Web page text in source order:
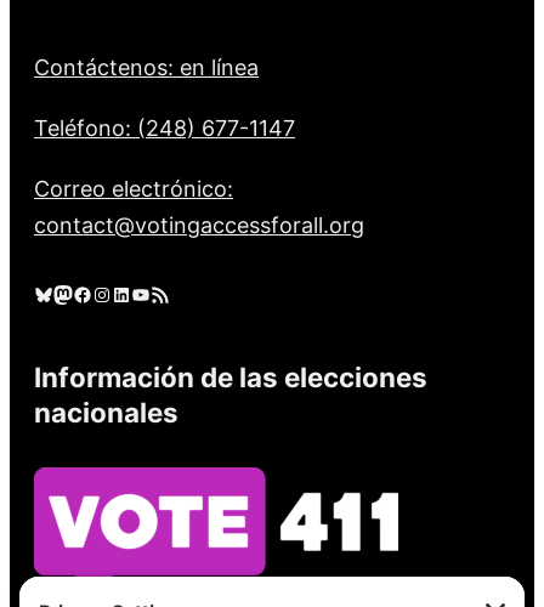
Contáctenos: en línea
Teléfono: (248) 677-1147
Correo electrónico:
contact@votingaccessforall.org
Cielo azul Mastodonte Facebook Instagram LinkedIn YouTube Feed RSS
Información de las elecciones
nacionales